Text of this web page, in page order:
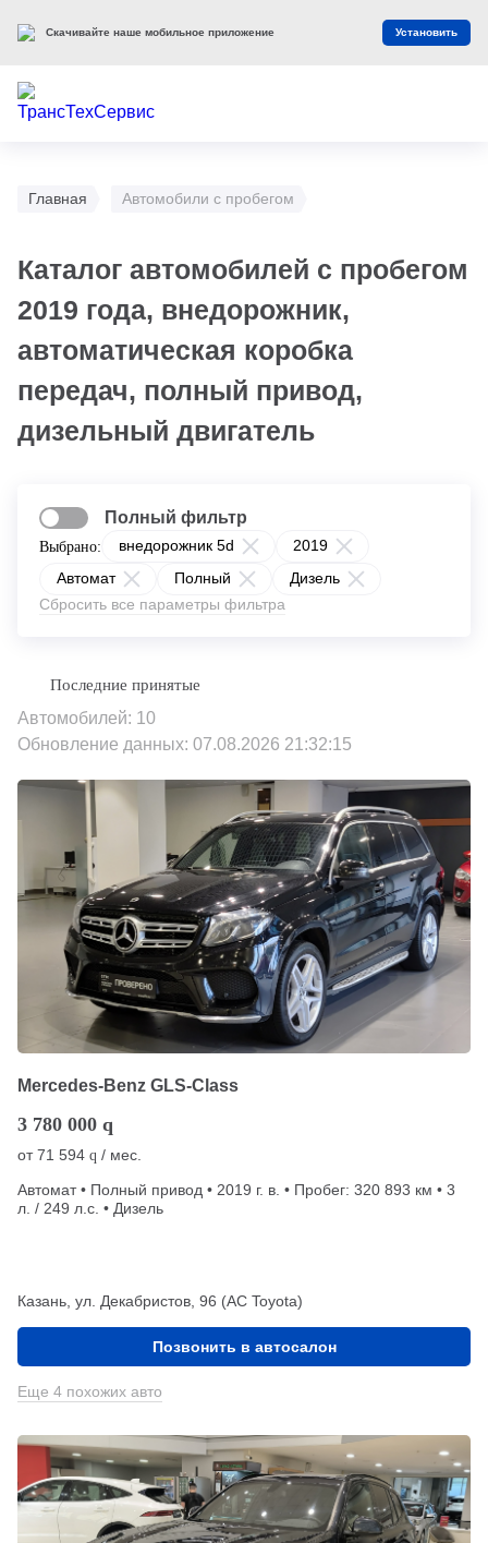
Главная Автомобили с пробегом
Каталог автомобилей с пробегом
2019 года, внедорожник,
автоматическая коробка
передач, полный привод,
дизельный двигатель
Выбрано: внедорожник 5d
2019
Автомат
Полный
Дизель
Сбросить все параметры фильтра
Полный фильтр
Автомобилей: 10
Обновление данных: 07.08.2026 21:32:15
Mercedes-Benz GLS-Class
3 780 000 q
от71 594 q / мес.
Автомат • Полный привод • 2019 г. в. • Пробег: 320 893 км • 3
л. / 249 л.с. • Дизель
Казань, ул. Декабристов, 96 (АС Toyota)
Позвонить в автосалон
Еще 4 похожих авто
Скачивайте наше мобильное приложение Установить